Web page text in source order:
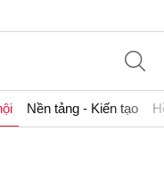
Nền tảng - Kiến tạo